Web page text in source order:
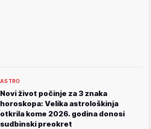
ASTRO
Novi život počinje za 3 znaka
horoskopa: Velika astrološkinja
otkrila kome 2026. godina donosi
sudbinski preokret